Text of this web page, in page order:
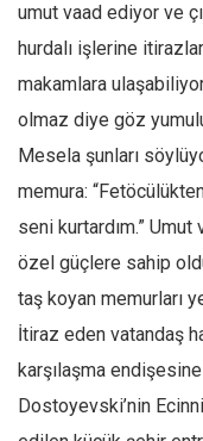
umut vaad ediyor ve
hurdalı işlerine
makamlara
olmaz diye göz
Mesela şunları
memura: “Fetöcülükten
seni kurtardım.”
özel güçlere sahip
taş koyan memurları
İtiraz eden vatandaş
karşılaşma endişesine
Dostoyevski’nin